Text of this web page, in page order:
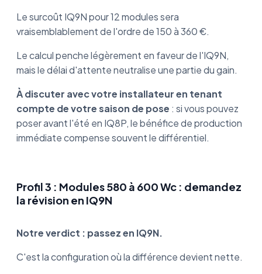
Le surcoût IQ9N pour 12 modules sera
vraisemblablement de l'ordre de 150 à 360 €.
Le calcul penche légèrement en faveur de l'IQ9N,
mais le délai d'attente neutralise une partie du gain.
À discuter avec votre installateur en tenant
compte de votre saison de pose : si vous pouvez
poser avant l'été en IQ8P, le bénéfice de production
immédiate compense souvent le différentiel.
Profil 3 : Modules 580 à 600 Wc : demandez
la révision en IQ9N
Notre verdict : passez en IQ9N.
C'est la configuration où la différence devient nette.